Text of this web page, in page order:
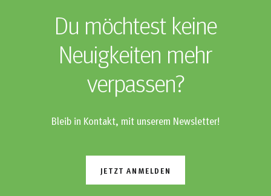
Du möchtest keine
Neuigkeiten mehr
verpassen?
Bleib in Kontakt, mit unserem Newsletter!
JETZT ANMELDEN